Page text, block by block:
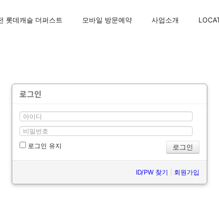
롯데캐슬 더퍼스트 모바일 방문예약 사업소개
로그인
로그인 유지
ID/PW 찾기 회원가입